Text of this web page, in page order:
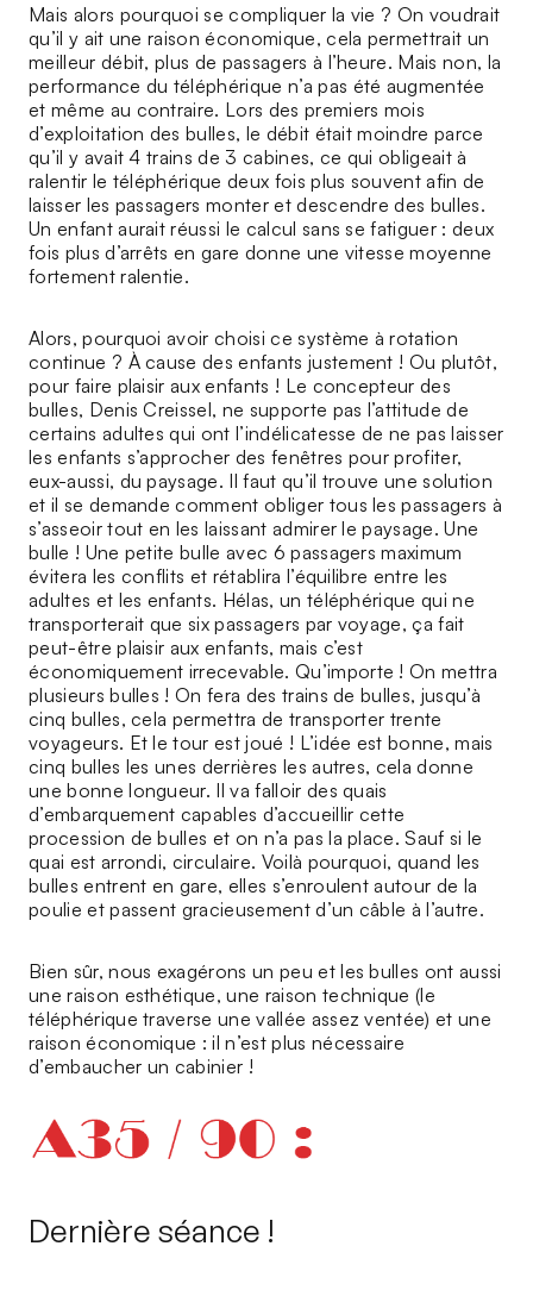
Mais alors pourquoi se compliquer la vie ? On voudrait
qu’il y ait une raison économique, cela permettrait un
meilleur débit, plus de passagers à l’heure. Mais non, la
performance du téléphérique n’a pas été augmentée
et même au contraire. Lors des premiers mois
d’exploitation des bulles, le débit était moindre parce
qu’il y avait 4 trains de 3 cabines, ce qui obligeait à
ralentir le téléphérique deux fois plus souvent afin de
laisser les passagers monter et descendre des bulles.
Un enfant aurait réussi le calcul sans se fatiguer : deux
fois plus d’arrêts en gare donne une vitesse moyenne
fortement ralentie.
Alors, pourquoi avoir choisi ce système à rotation
continue ? À cause des enfants justement ! Ou plutôt,
pour faire plaisir aux enfants ! Le concepteur des
bulles, Denis Creissel, ne supporte pas l’attitude de
certains adultes qui ont l’indélicatesse de ne pas laisser
les enfants s’approcher des fenêtres pour profiter,
eux-aussi, du paysage. Il faut qu’il trouve une solution
et il se demande comment obliger tous les passagers à
s’asseoir tout en les laissant admirer le paysage. Une
bulle ! Une petite bulle avec 6 passagers maximum
évitera les conflits et rétablira l’équilibre entre les
adultes et les enfants. Hélas, un téléphérique qui ne
transporterait que six passagers par voyage, ça fait
peut-être plaisir aux enfants, mais c’est
économiquement irrecevable. Qu’importe ! On mettra
plusieurs bulles ! On fera des trains de bulles, jusqu’à
cinq bulles, cela permettra de transporter trente
voyageurs. Et le tour est joué ! L’idée est bonne, mais
cinq bulles les unes derrières les autres, cela donne
une bonne longueur. Il va falloir des quais
d’embarquement capables d’accueillir cette
procession de bulles et on n’a pas la place. Sauf si le
quai est arrondi, circulaire. Voilà pourquoi, quand les
bulles entrent en gare, elles s’enroulent autour de la
poulie et passent gracieusement d’un câble à l’autre.
Bien sûr, nous exagérons un peu et les bulles ont aussi
une raison esthétique, une raison technique (le
téléphérique traverse une vallée assez ventée) et une
raison économique : il n’est plus nécessaire
d’embaucher un cabinier !
Dernière séance !